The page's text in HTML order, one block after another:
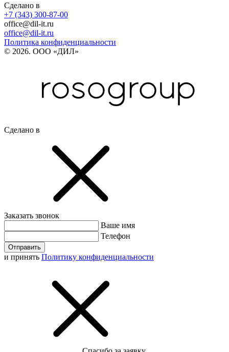
Сделано в
+7 (343) 300-87-00
office@dil-it.ru
office@dil-it.ru
Политика конфиденциальности
© 2026. ООО «ДИЛ»
Сделано в
Заказать звонок
Ваше имя
Телефон
Отправить
и принять Политику конфиденциальности